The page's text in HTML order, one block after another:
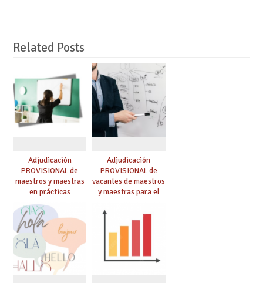
Related Posts
Adjudicación
PROVISIONAL de
maestros y maestras
en prácticas
Adjudicación
PROVISIONAL de
vacantes de maestros
y maestras para el